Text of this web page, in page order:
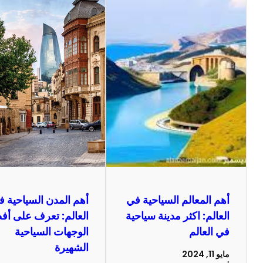
أهم المعالم السياحية في
العالم: اكثر مدينة سياحية
في العالم
مايو 11, 2024
أهم المدن السياحية
العالم: تعرف على
الوجهات السياحية
الشهيرة